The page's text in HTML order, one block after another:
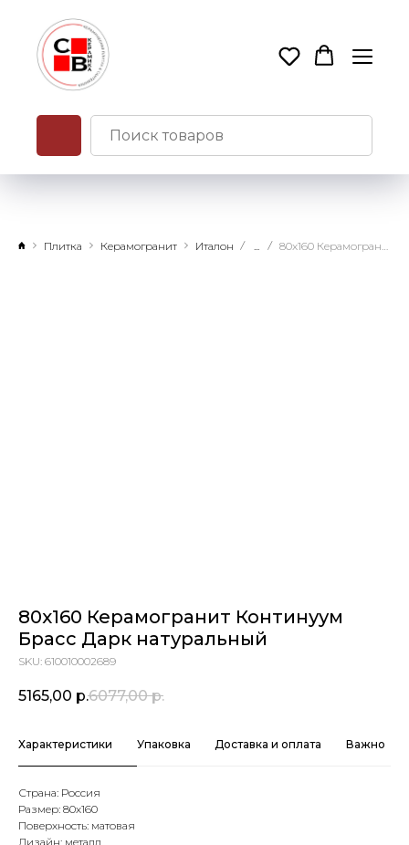
Плитка Керамогранит Италон
80x160 Керамогранит Континуум
Брасс Дарк натуральный
SKU: 610010002689
5165,00 р.6077,00 р.
Характеристики Упаковка Доставка и оплата Важно
Страна: Россия
Размер: 80х160
Поверхность: матовая
Дизайн: металл